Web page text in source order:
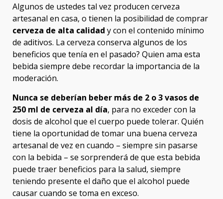
Algunos de ustedes tal vez producen cerveza
artesanal en casa, o tienen la posibilidad de comprar
cerveza de alta calidad y con el contenido mínimo
de aditivos. La cerveza conserva algunos de los
beneficios que tenía en el pasado? Quien ama esta
bebida siempre debe recordar la importancia de la
moderación.
Nunca se deberían beber más de 2 o 3 vasos de
250 ml de cerveza al día, para no exceder con la
dosis de alcohol que el cuerpo puede tolerar. Quién
tiene la oportunidad de tomar una buena cerveza
artesanal de vez en cuando – siempre sin pasarse
con la bebida – se sorprenderá de que esta bebida
puede traer beneficios para la salud, siempre
teniendo presente el daño que el alcohol puede
causar cuando se toma en exceso.